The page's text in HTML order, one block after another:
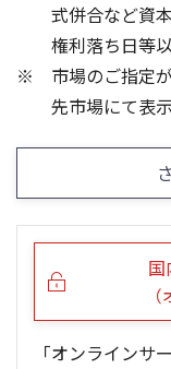
13週移動
0
200
400
5ヶ月移動
0
400
800
式併合など資
権利落ち日等
市場のご指定
先市場にて表
国
「オンラインサ